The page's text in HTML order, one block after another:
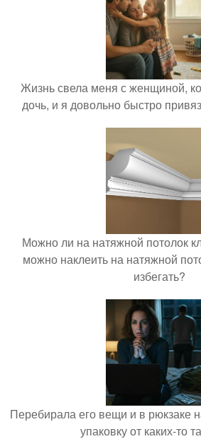
Жизнь свела меня с женщиной,
дочь, и я довольно быстро
Можно ли на натяжной потолок
можно наклеить на натяжной
избегать?
Перебирала его вещи и в рюкзаке
упаковку от каких-то